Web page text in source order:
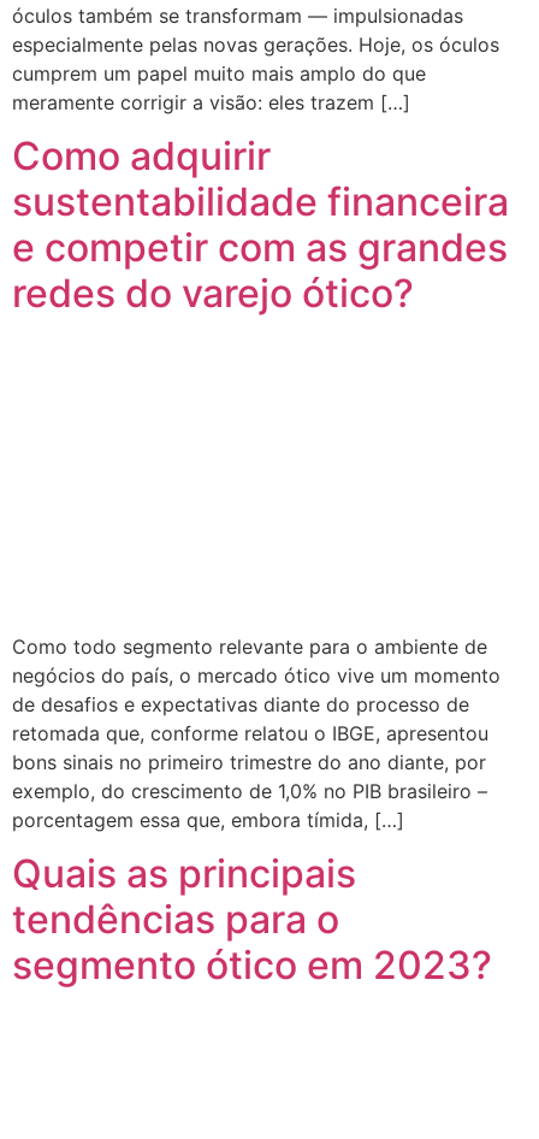
óculos também se transformam — impulsionadas
especialmente pelas novas gerações. Hoje, os óculos
cumprem um papel muito mais amplo do que
meramente corrigir a visão: eles trazem […]
Como adquirir
sustentabilidade financeira
e competir com as grandes
redes do varejo ótico?
Como todo segmento relevante para o ambiente de
negócios do país, o mercado ótico vive um momento
de desafios e expectativas diante do processo de
retomada que, conforme relatou o IBGE, apresentou
bons sinais no primeiro trimestre do ano diante, por
exemplo, do crescimento de 1,0% no PIB brasileiro –
porcentagem essa que, embora tímida, […]
Quais as principais
tendências para o
segmento ótico em 2023?